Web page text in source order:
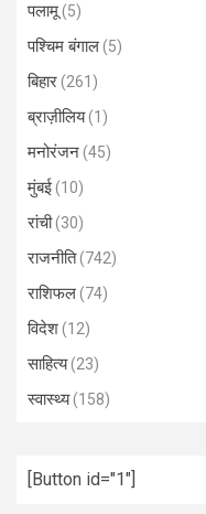
पलामू(5)
पश्चिम बंगाल(5)
बिहार(261)
ब्राज़ीलिय(1)
मनोरंजन(45)
मुंबई(10)
रांची(30)
राजनीति(742)
राशिफल(74)
विदेश(12)
साहित्य(23)
स्वास्थ्य(158)
[Button id="1"]